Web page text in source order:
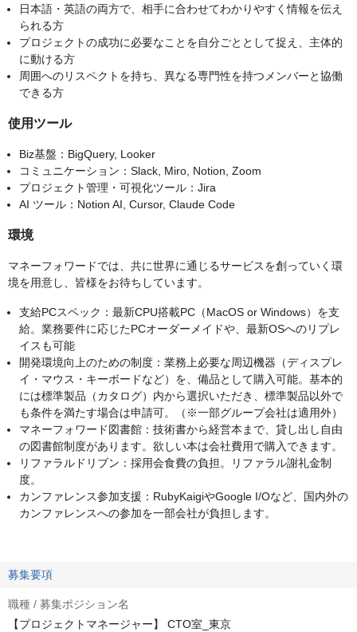
日本語・英語の両方で、相手に合わせてわかりやすく情報を伝え
られる方
プロジェクトの成功に必要なことを自分ごととして捉え、主体的
に動ける方
周囲へのリスペクトを持ち、異なる専門性を持つメンバーと協働
できる方
使用ツール
Biz基盤：BigQuery, Looker
コミュニケーション：Slack, Miro, Notion, Zoom
プロジェクト管理・可視化ツール：Jira
AI ツール：Notion AI, Cursor, Claude Code
環境
マネーフォワードでは、共に世界に通じるサービスを創っていく環
境を用意し、皆様をお待ちしています。
支給PCスペック：最新CPU搭載PC（MacOS or Windows）を支
給。業務要件に応じたPCオーダーメイドや、最新OSへのリプレ
イスも可能
開発環境向上のための制度：業務上必要な周辺機器（ディスプレ
イ・マウス・キーボードなど）を、備品として購入可能。基本的
には標準製品（カタログ）内から選択いただき、標準製品以外で
も条件を満たす場合は申請可。（※一部グループ会社は適用外）
マネーフォワード図書館：技術書から経営本まで、貸し出し自由
の図書館制度があります。欲しい本は会社費用で購入できます。
リファラルドリブン：採用会食費の負担。リファラル謝礼金制
度。
カンファレンス参加支援：RubyKaigiやGoogle I/Oなど、国内外の
カンファレンスへの参加を一部会社が負担します。
募集要項
職種 / 募集ポジション名
【プロジェクトマネージャー】 CTO室_東京